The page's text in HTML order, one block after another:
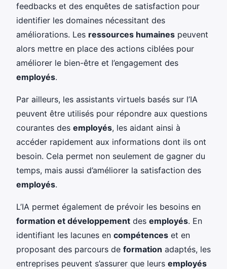
feedbacks et des enquêtes de satisfaction pour
identifier les domaines nécessitant des
améliorations. Les ressources humaines peuvent
alors mettre en place des actions ciblées pour
améliorer le bien-être et l’engagement des
employés.
Par ailleurs, les assistants virtuels basés sur l’IA
peuvent être utilisés pour répondre aux questions
courantes des employés, les aidant ainsi à
accéder rapidement aux informations dont ils ont
besoin. Cela permet non seulement de gagner du
temps, mais aussi d’améliorer la satisfaction des
employés.
L’IA permet également de prévoir les besoins en
formation et développement des employés. En
identifiant les lacunes en compétences et en
proposant des parcours de formation adaptés, les
entreprises peuvent s’assurer que leurs employés